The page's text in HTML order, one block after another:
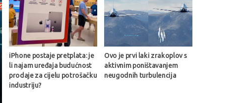
iPhone postaje pretplata: je
li najam uređaja budućnost
prodaje za cijelu potrošačku
industriju?
Ovo je prvi laki zrakoplov s
aktivnim poništavanjem
neugodnih turbulencija